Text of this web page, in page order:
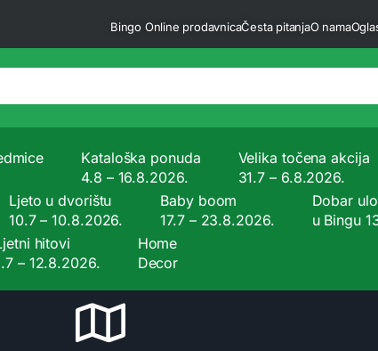
Bingo Online prodavnicaČesta pitanjaO nama
Kataloška ponuda
4.8 – 16.8.2026.
Velika točena akcija
31.7 – 6.8.2026.
Ljeto u dvorištu
10.7 – 10.8.2026.
Baby boom
17.7 – 23.8.2026.
Dobar
u Bingu
hitovi
– 12.8.2026.
Home
Decor